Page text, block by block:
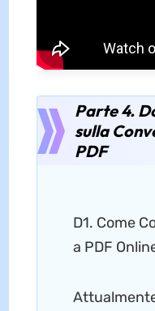
Parte 4.
sulla
PDF
D1. Come
a PDF